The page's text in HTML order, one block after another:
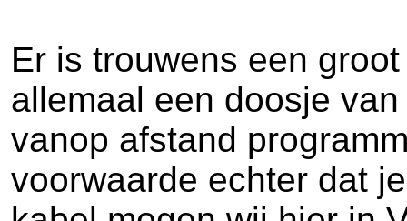
Er is trouwens een
allemaal een doosje
vanop afstand
voorwaarde echter dat